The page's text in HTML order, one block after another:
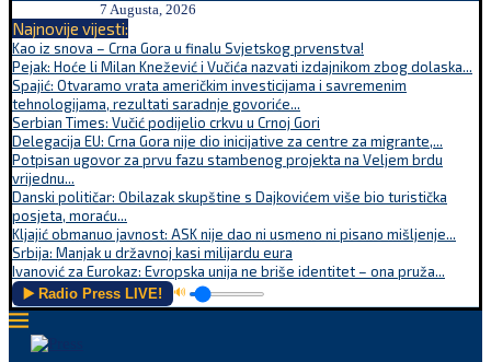
7 Augusta, 2026
Najnovije vijesti:
Kao iz snova – Crna Gora u finalu Svjetskog prvenstva!
Pejak: Hoće li Milan Knežević i Vučića nazvati izdajnikom zbog dolaska...
Spajić: Otvaramo vrata američkim investicijama i savremenim
tehnologijama, rezultati saradnje govoriće...
Serbian Times: Vučić podijelio crkvu u Crnoj Gori
Delegacija EU: Crna Gora nije dio inicijative za centre za migrante,...
Potpisan ugovor za prvu fazu stambenog projekta na Veljem brdu
vrijednu...
Danski političar: Obilazak skupštine s Dajkovićem više bio turistička
posjeta, moraću...
Kljajić obmanuo javnost: ASK nije dao ni usmeno ni pisano mišljenje...
Srbija: Manjak u državnoj kasi milijardu eura
Ivanović za Eurokaz: Evropska unija ne briše identitet – ona pruža...
▶️ Radio Press LIVE! 🔊